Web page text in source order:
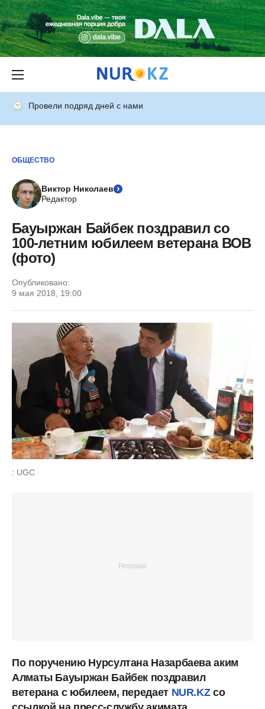
Провели подряд дней с нами
ОБЩЕСТВО
Виктор Николаев
Редактор
Бауыржан Байбек поздравил со
100-летним юбилеем ветерана ВОВ
(фото)
Опубликовано:
9 мая 2018, 19:00
: UGC
По поручению Нурсултана Назарбаева аким
Алматы Бауыржан Байбек поздравил
ветерана с юбилеем, передает NUR.KZсо